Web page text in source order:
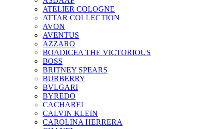
ATELIER COLOGNE
ATTAR COLLECTION
AVON
AVENTUS
AZZARO
BOADICEA THE VICTORIOUS
BOSS
BRITNEY SPEARS
BURBERRY
BVLGARI
BYREDO
CACHAREL
CALVIN KLEIN
CAROLINA HERRERA